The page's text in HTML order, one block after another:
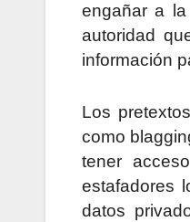
engañar a
autoridad
información
Los
como
tener
estafadores
datos